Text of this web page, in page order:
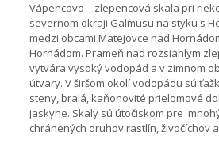
Vápencovo – zlepencová skala pri
severnom okraji Galmusu na styku s
medzi obcami Matejovce nad
Hornádom. Prameň nad rozsiahlym
vytvára vysoký vodopád a v zimnom
útvary. V širšom okolí vodopádu sú
steny, bralá, kaňonovité prielomové
jaskyne. Skaly sú útočiskom pre
chránených druhov rastlín, živočíchov